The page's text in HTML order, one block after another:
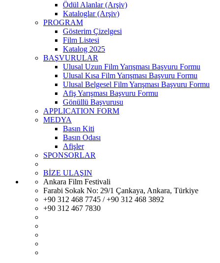
Ödül Alanlar (Arşiv)
Kataloglar (Arşiv)
PROGRAM
Gösterim Çizelgesi
Film Listesi
Katalog 2025
BAŞVURULAR
Ulusal Uzun Film Yarışması Başvuru Formu
Ulusal Kısa Film Yarışması Başvuru Formu
Ulusal Belgesel Film Yarışması Başvuru Formu
Afiş Yarışması Başvuru Formu
Gönüllü Başvurusu
APPLICATION FORM
MEDYA
Basın Kiti
Basın Odası
Afişler
SPONSORLAR
BİZE ULAŞIN
Ankara Film Festivali
Farabi Sokak No: 29/1 Çankaya, Ankara, Türkiye
+90 312 468 7745 / +90 312 468 3892
+90 312 467 7830